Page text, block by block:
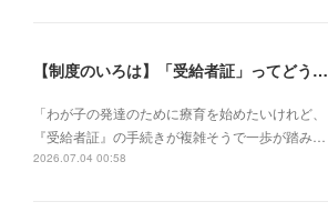
【制度のいろは】「受給者証」ってどう取るの？申請の流れと、てらぴぁぽけっとの安心サポート✨
「わが子の発達のために療育を始めたいけれど、
『受給者証』の手続きが複雑そうで一歩が踏み…
2026.07.04 00:58